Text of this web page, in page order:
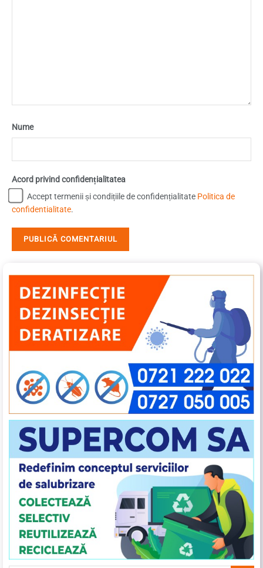
Nume
Acord privind confidențialitatea
Accept termenii și condițiile de confidențialitate Politica de
confidentialitate.